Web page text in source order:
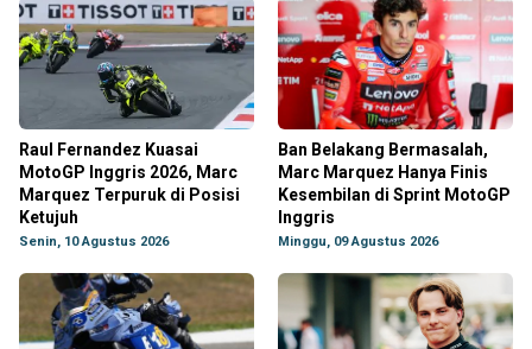
Raul Fernandez Kuasai
MotoGP Inggris 2026, Marc
Marquez Terpuruk di Posisi
Ketujuh
Senin, 10 Agustus 2026
Ban Belakang Bermasalah,
Marc Marquez Hanya Finis
Kesembilan di Sprint MotoGP
Inggris
Minggu, 09 Agustus 2026